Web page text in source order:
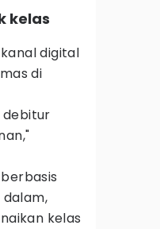
kelas
digital
di
debitur
kelas